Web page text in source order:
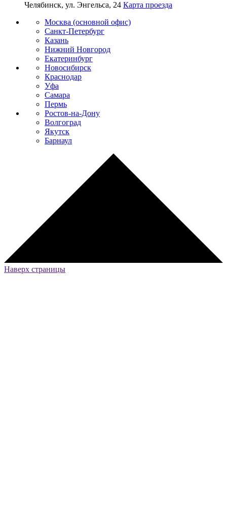
Челябинск, ул. Энгельса, 24 Карта проезда
Москва (основной офис)
Санкт-Петербург
Казань
Нижний Новгород
Екатеринбург
Новосибирск
Краснодар
Уфа
Самара
Пермь
Ростов-на-Дону
Волгоград
Якутск
Барнаул
Наверх страницы